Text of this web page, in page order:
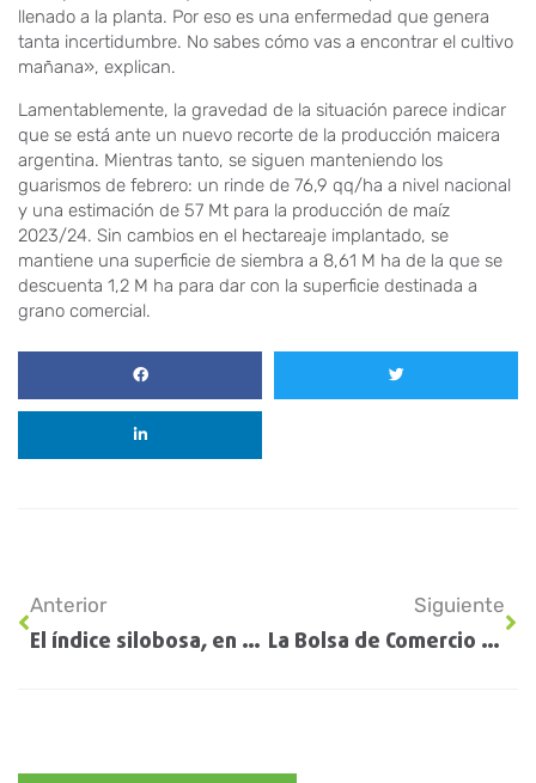
llenado a la planta. Por eso es una enfermedad que genera
tanta incertidumbre. No sabes cómo vas a encontrar el cultivo
mañana», explican.
Lamentablemente, la gravedad de la situación parece indicar
que se está ante un nuevo recorte de la producción maicera
argentina. Mientras tanto, se siguen manteniendo los
guarismos de febrero: un rinde de 76,9 qq/ha a nivel nacional
y una estimación de 57 Mt para la producción de maíz
2023/24. Sin cambios en el hectareaje implantado, se
mantiene una superficie de siembra a 8,61 M ha de la que se
descuenta 1,2 M ha para dar con la superficie destinada a
grano comercial.
Anterior
El índice silobosa, en verde: Desde la industria de los populares silos blancos se augura una buena cosecha basada en la alta demanda de productos
Siguiente
La Bolsa de Comercio de Rosario estima la producción nacional de soja en 50 millones de toneladas